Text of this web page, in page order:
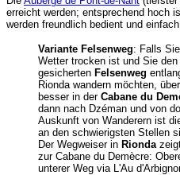
erreicht werden; entsprechend hoch
werden freundlich bedient und
Variante Felsenweg: Falls
Wetter trocken ist und Sie
gesicherten Felsenweg
Rionda wandern möchten,
besser in der Cabane du
dann nach Dzéman und von
Auskunft von Wanderern ist
an den schwierigsten Stellen
Der Wegweiser in Rionda
zur Cabane du Demècre:
unterer Weg via L'Au